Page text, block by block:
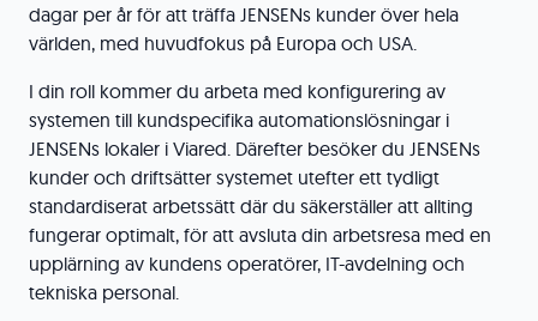
dagar per år för att träffa JENSENs kunder över hela
världen, med huvudfokus på Europa och USA.
I din roll kommer du arbeta med konfigurering av
systemen till kundspecifika automationslösningar i
JENSENs lokaler i Viared. Därefter besöker du JENSENs
kunder och driftsätter systemet utefter ett tydligt
standardiserat arbetssätt där du säkerställer att allting
fungerar optimalt, för att avsluta din arbetsresa med en
upplärning av kundens operatörer, IT-avdelning och
tekniska personal.